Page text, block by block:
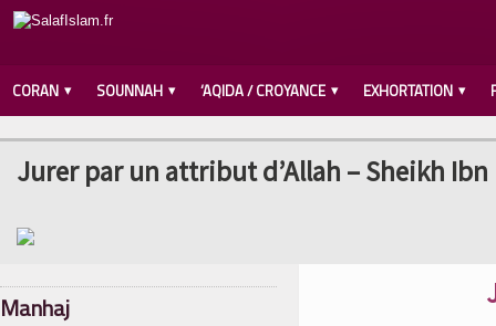
CORAN SOUNNAH ‘AQIDA / CROYANCE EXHORTATION
Jurer par un attribut d’Allah – Sheikh Ibn
Manhaj